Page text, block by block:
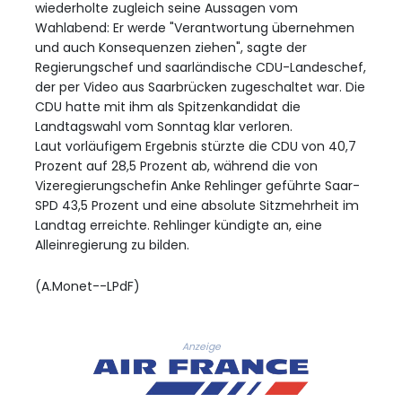
wiederholte zugleich seine Aussagen vom
Wahlabend: Er werde "Verantwortung übernehmen
und auch Konsequenzen ziehen", sagte der
Regierungschef und saarländische CDU-Landeschef,
der per Video aus Saarbrücken zugeschaltet war. Die
CDU hatte mit ihm als Spitzenkandidat die
Landtagswahl vom Sonntag klar verloren.
Laut vorläufigem Ergebnis stürzte die CDU von 40,7
Prozent auf 28,5 Prozent ab, während die von
Vizeregierungschefin Anke Rehlinger geführte Saar-
SPD 43,5 Prozent und eine absolute Sitzmehrheit im
Landtag erreichte. Rehlinger kündigte an, eine
Alleinregierung zu bilden.
(A.Monet--LPdF)
Anzeige